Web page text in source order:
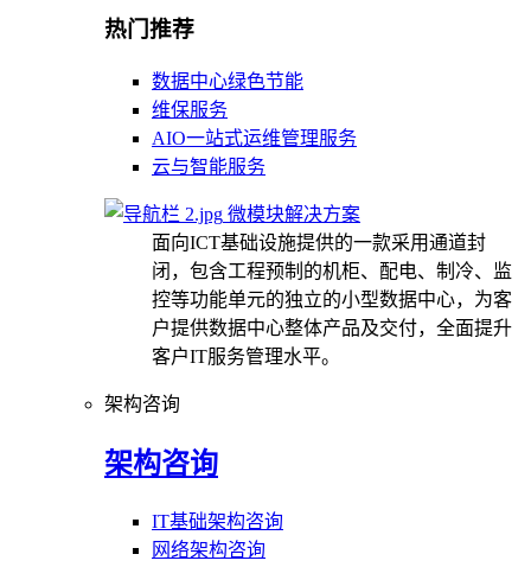
热门推荐
数据中心绿色节能
维保服务
AIO一站式运维管理服务
云与智能服务
微模块解决方案
面向ICT基础设施提供的一款采用通道封
闭，包含工程预制的机柜、配电、制冷、监
控等功能单元的独立的小型数据中心，为客
户提供数据中心整体产品及交付，全面提升
客户IT服务管理水平。
架构咨询
架构咨询
IT基础架构咨询
网络架构咨询